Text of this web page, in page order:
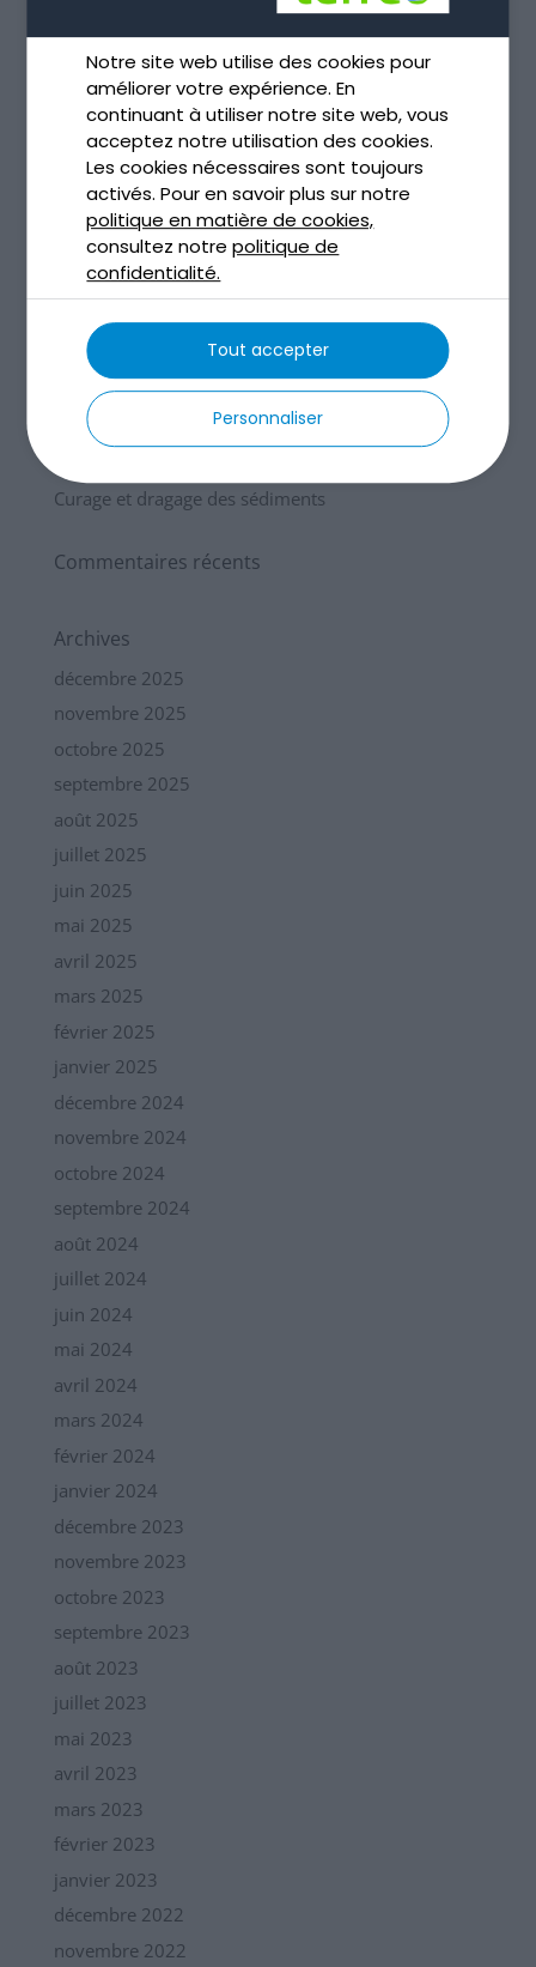
Notre site web utilise des cookies pour
améliorer votre expérience. En
continuant à utiliser notre site web, vous
acceptez notre utilisation des cookies.
Les cookies nécessaires sont toujours
activés. Pour en savoir plus sur notre
politique en matière de cookies,
consultez notrepolitique de
confidentialité.
Personnaliser
Tout accepter
Articles récents
Terrassement par aspiration à Toulouse
Terrassement par aspiration et environnement
Assainissement non collectif à Toulouse
Assainissement non collectif : le guide que tout le
Curage et dragage des sédiments
Commentaires récents
Archives
décembre 2025
novembre 2025
octobre 2025
septembre 2025
août 2025
juillet 2025
juin 2025
mai 2025
avril 2025
mars 2025
février 2025
janvier 2025
décembre 2024
novembre 2024
octobre 2024
septembre 2024
août 2024
juillet 2024
juin 2024
mai 2024
avril 2024
mars 2024
février 2024
janvier 2024
décembre 2023
novembre 2023
octobre 2023
septembre 2023
août 2023
juillet 2023
mai 2023
avril 2023
mars 2023
février 2023
janvier 2023
décembre 2022
novembre 2022